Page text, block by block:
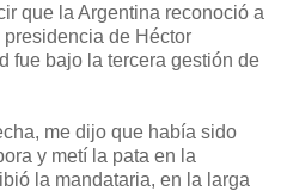
que la Argentina reconoció a
de Héctor
fue bajo la tercera gestión de
me dijo que había sido
y metí la pata en la
la mandataria, en la larga